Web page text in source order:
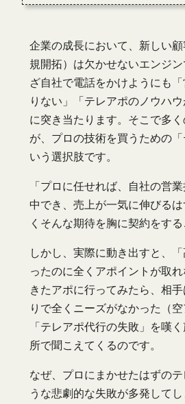
企業の成長において、新しい
規開拓）は欠かせないエンジ
ざ自社で電話をかけようにも
りない」「テレアポのノウハ
に突き当たります。そこで多
が、プロの技術を買うための
いう選択肢です。
「プロに任せれば、自社の営
中でき、売上が一気に伸びる
くそんな期待を胸に契約をする
しかし、実際に動き出すと、
ったのに全くアポイントが取
きたアポに行ってみたら、相
りで全くニーズがなかった（
「テレアポ代行の失敗」を嘆
所で聞こえてくるのです。
なぜ、プロにまかせたはずの
うな悲劇的な失敗が多発して